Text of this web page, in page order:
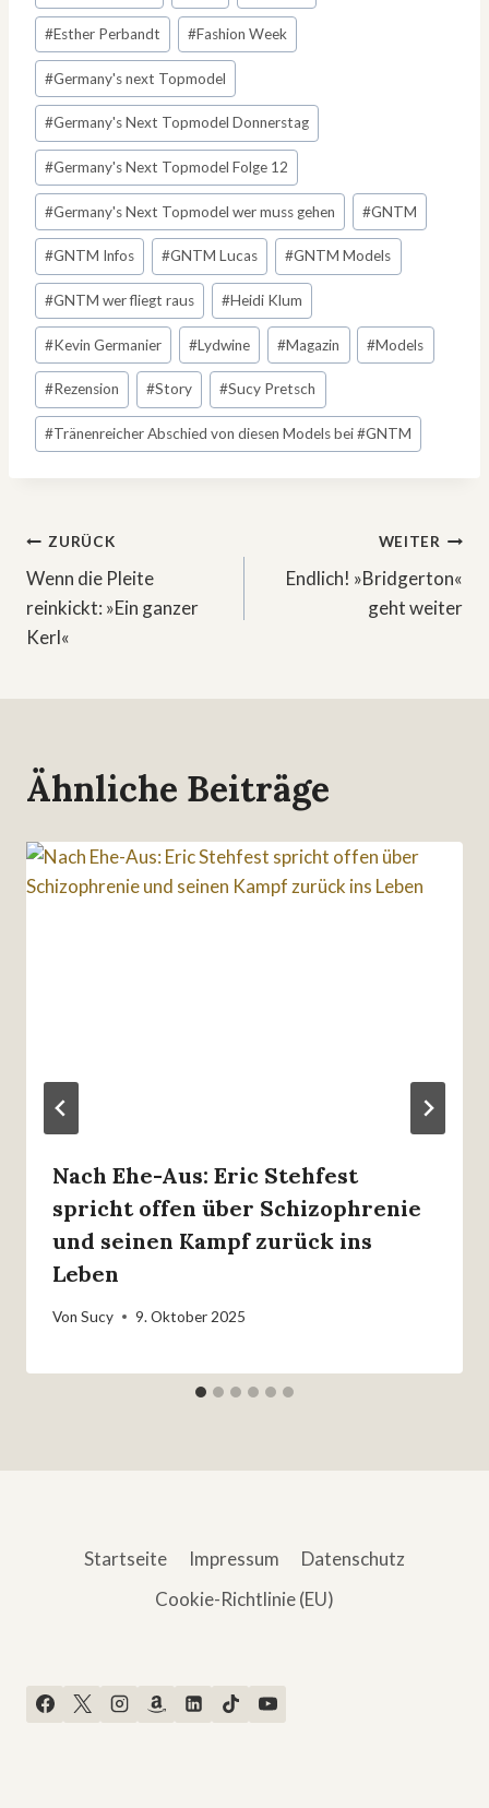
#Esther Perbandt #Fashion Week
#Germany's next Topmodel
#Germany's Next Topmodel Donnerstag
#Germany's Next Topmodel Folge 12
#Germany's Next Topmodel wer muss gehen #GNTM
#GNTM Infos #GNTM Lucas #GNTM Models
#GNTM wer fliegt raus #Heidi Klum
#Kevin Germanier #Lydwine #Magazin #Models
#Rezension #Story #Sucy Pretsch
#Tränenreicher Abschied von diesen Models bei #GNTM
Beitragsnavigation
ZURÜCK
Wenn die Pleite
reinkickt: »Ein ganzer
Kerl«
WEITER
Endlich! »Bridgerton«
geht weiter
Ähnliche Beiträge
Nach Ehe-Aus: Eric Stehfest
spricht offen über Schizophrenie
und seinen Kampf zurück ins
Leben
Von Sucy 9. Oktober 2025
Startseite Impressum
Datenschutz
Cookie-Richtlinie (EU)